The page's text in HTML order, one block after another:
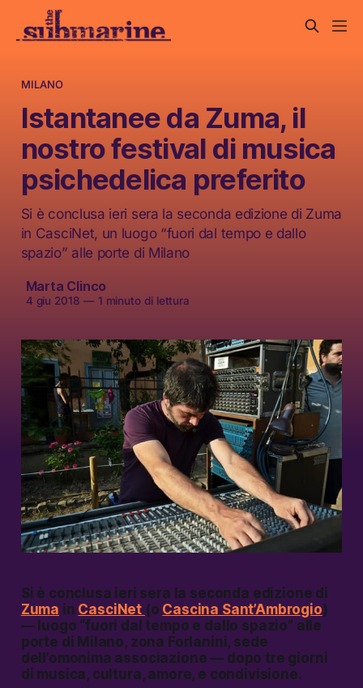
MILANO
Istantanee da Zuma, il
nostro festival di musica
psichedelica preferito
Si è conclusa ieri sera la seconda edizione di Zuma
in CasciNet, un luogo “fuori dal tempo e dallo
spazio” alle porte di Milano
Marta Clinco
4 giu 2018 —1 minuto di lettura
Si è conclusa ieri sera la seconda edizione di
Zuma in CasciNet (o Cascina Sant’Ambrogio)
— luogo “fuori dal tempo e dallo spazio” alle
porte di Milano, zona Forlanini, sede
dell’omonima associazione — dopo tre giorni
di musica, cultura, amore, e condivisione.